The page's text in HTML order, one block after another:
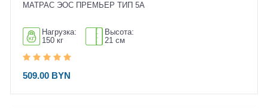
МАТРАС ЭОС ПРЕМЬЕР ТИП 5А
Нагрузка:
150 кг
Высота:
21 см
509.00 BYN